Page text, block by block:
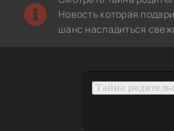
Новость которая
шанс насладиться